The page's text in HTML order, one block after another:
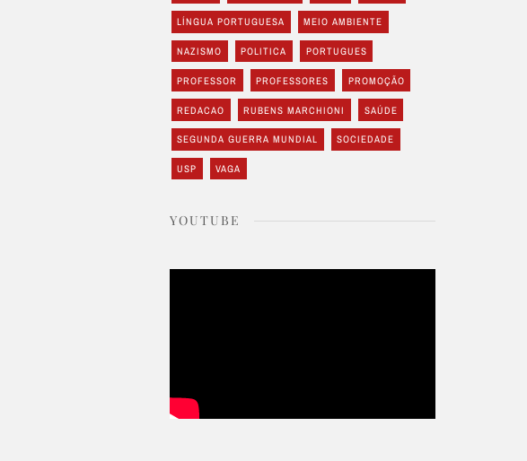
LÍNGUA PORTUGUESA MEIO AMBIENTE
NAZISMO POLITICA PORTUGUES
PROFESSOR PROFESSORES PROMOÇÃO
REDACAO RUBENS MARCHIONI SAÚDE
SEGUNDA GUERRA MUNDIAL SOCIEDADE
USP VAGA
YOUTUBE